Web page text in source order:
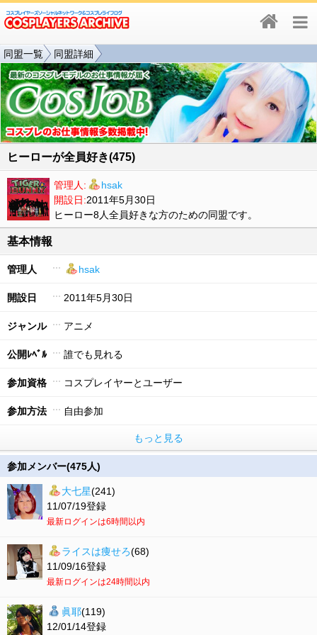
同盟一覧 同盟詳細
ヒーローが全員好き(475)
管理人:
hsak
開設日:2011年5月30日
ヒーロー8人全員好きな方のための同盟です。
基本情報
管理人 hsak
開設日 2011年5月30日
ジャンル アニメ
公開ﾚﾍﾞﾙ 誰でも見れる
参加資格 コスプレイヤーとユーザー
参加方法 自由参加
もっと見る
参加メンバー(475人)
大七星(241)
11/07/19登録
最新ログインは6時間以内
ライスは痩せろ(68)
11/09/16登録
最新ログインは24時間以内
眞耶(119)
12/01/14登録